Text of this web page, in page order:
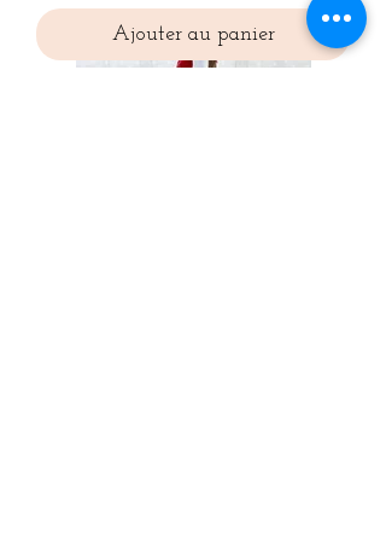
Ajouter au panier